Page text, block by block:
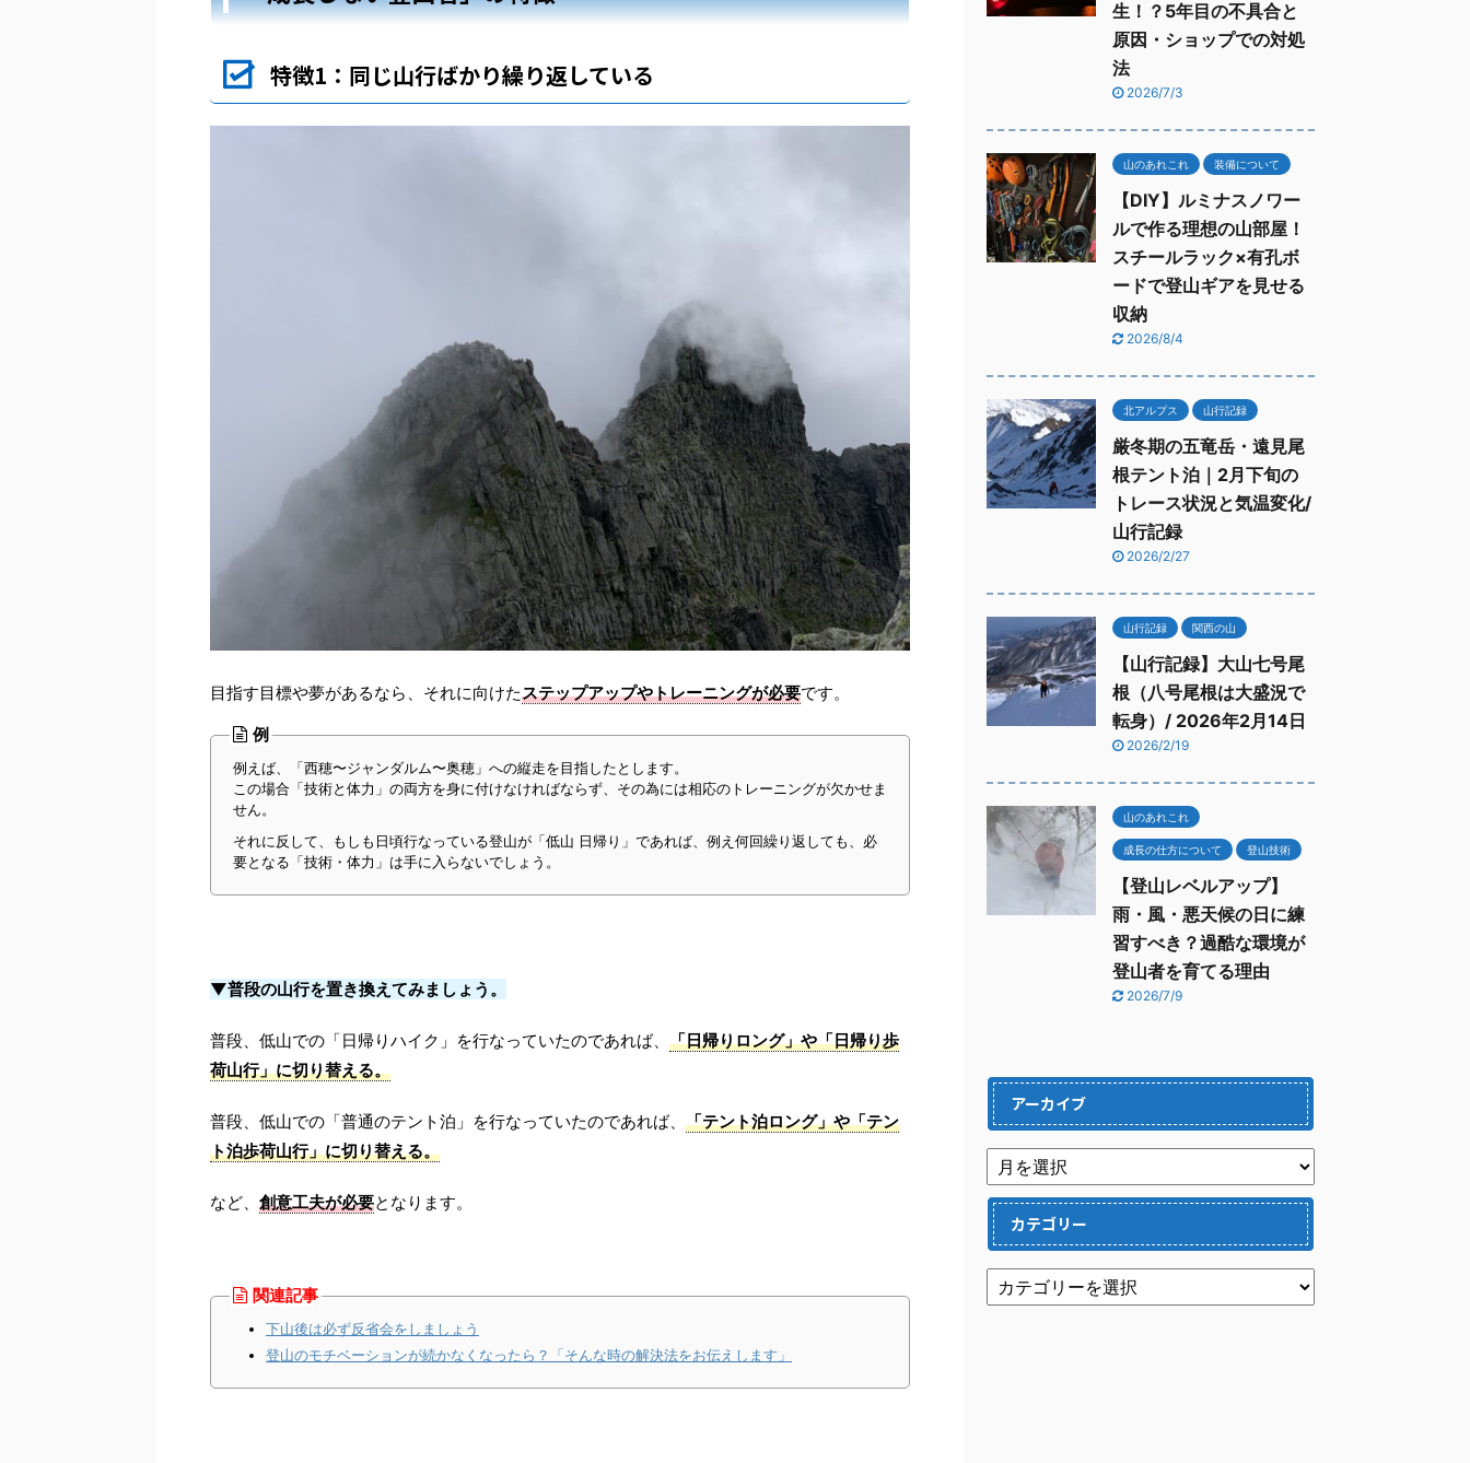
特徴1：同じ山行ばかり繰り返している
目指す目標や夢があるなら、それに向けたステップアップやトレーニングが必要です。
例
例えば、「西穂〜ジャンダルム〜奥穂」への縦走を目指したとします。
この場合「技術と体力」の両方を身に付けなければならず、その為には相応のトレーニングが欠かせま
せん。
それに反して、もしも日頃行なっている登山が「低山 日帰り」であれば、例え何回繰り返しても、必
要となる「技術・体力」は手に入らないでしょう。
▼普段の山行を置き換えてみましょう。
普段、低山での「日帰りハイク」を行なっていたのであれば、 「日帰りロング」や「日帰り歩
荷山行」に切り替える。
普段、低山での「普通のテント泊」を行なっていたのであれば、 「テント泊ロング」や「テン
ト泊歩荷山行」に切り替える。
など、 創意工夫が必要となります。
関連記事
下山後は必ず反省会をしましょう
登山のモチベーションが続かなくなったら？「そんな時の解決法をお伝えします」
生！？5年目の不具合と
原因・ショップでの対処
法
2026/7/3
山のあれこれ 装備について
【DIY】ルミナスノワー
ルで作る理想の山部屋！
スチールラック×有孔ボ
ードで登山ギアを見せる
収納
2026/8/4
北アルプス 山行記録
厳冬期の五竜岳・遠見尾
根テント泊｜2月下旬の
トレース状況と気温変化/
山行記録
2026/2/27
山行記録 関西の山
【山行記録】大山七号尾
根（八号尾根は大盛況で
転身）/ 2026年2月14日
2026/2/19
山のあれこれ
成長の仕方について 登山技術
【登山レベルアップ】
雨・風・悪天候の日に練
習すべき？過酷な環境が
登山者を育てる理由
2026/7/9
アーカイブ
カテゴリー